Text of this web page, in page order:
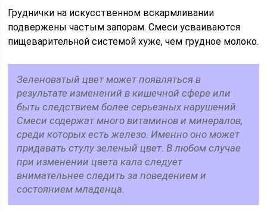
Груднички на искусственном вскармливании
подвержены частым запорам. Смеси усваиваются
пищеварительной системой хуже, чем грудное молоко.
Зеленоватый цвет может появляться в
результате изменений в кишечной сфере или
быть следствием более серьезных нарушений.
Смеси содержат много витаминов и минералов,
среди которых есть железо. Именно оно может
придавать стулу зеленый цвет. В любом случае
при изменении цвета кала следует
внимательнее следить за поведением и
состоянием младенца.